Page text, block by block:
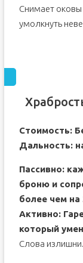
Снимает
умолкнуть
Стоимость:
Дальность:
Пассивно:
броню и
более чем на
Активно:
который
Слова